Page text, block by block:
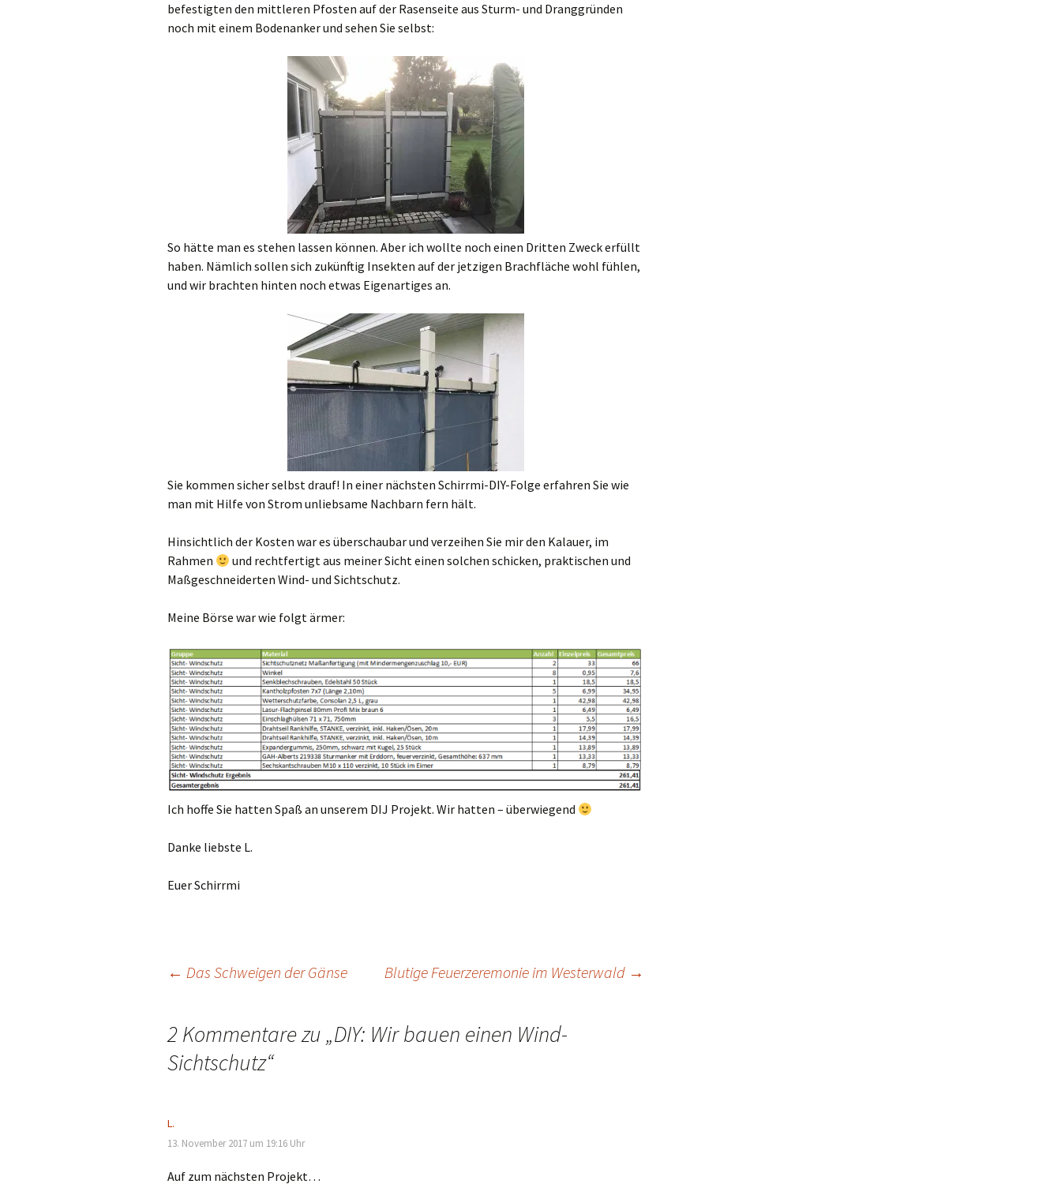
befestigten den mittleren Pfosten auf der Rasenseite aus Sturm- und Dranggründen
noch mit einem Bodenanker und sehen Sie selbst:
So hätte man es stehen lassen können. Aber ich wollte noch einen Dritten Zweck erfüllt
haben. Nämlich sollen sich zukünftig Insekten auf der jetzigen Brachfläche wohl fühlen,
und wir brachten hinten noch etwas Eigenartiges an.
Sie kommen sicher selbst drauf! In einer nächsten Schirrmi-DIY-Folge erfahren Sie wie
man mit Hilfe von Strom unliebsame Nachbarn fern hält.
Hinsichtlich der Kosten war es überschaubar und verzeihen Sie mir den Kalauer, im
Rahmen
und rechtfertigt aus meiner Sicht einen solchen schicken, praktischen und
Maßgeschneiderten Wind- und Sichtschutz.
Meine Börse war wie folgt ärmer:
Ich hoffe Sie hatten Spaß an unserem DIJ Projekt. Wir hatten – überwiegend
Danke liebste L.
Euer Schirrmi
Beitragsnavigation
← Das Schweigen der Gänse Blutige Feuerzeremonie im Westerwald →
2 Kommentare zu „DIY: Wir bauen einen Wind-
Sichtschutz“
L.
13. November 2017 um 19:16 Uhr
Auf zum nächsten Projekt…